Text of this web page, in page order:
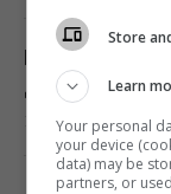
Кардіолог
для серця
11:38 понеділок,
Store
Learn
Your personal
your device
data) may be
partners, or